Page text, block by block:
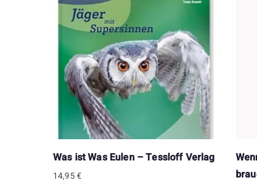
Was ist Was Eulen – Tessloff Verlag
14,95€